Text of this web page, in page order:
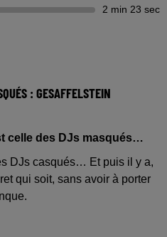
2 min 23 sec
: GESAFFELSTEIN
celle des DJs masqués…
DJs casqués… Et puis il y a,
qui soit, sans avoir à porter